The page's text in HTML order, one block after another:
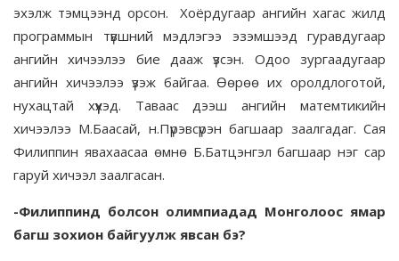
эхэлж тэмцээнд орсон. Хоёрдугаар ангийн хагас жилд
программын түвшний мэдлэгээ эзэмшээд гуравдугаар
ангийн хичээлээ бие дааж үзсэн. Одоо зургаадугаар
ангийн хичээлээ үзэж байгаа. Өөрөө их оролдлоготой,
нухацтай хүүхэд. Таваас дээш ангийн матемтикийн
хичээлээ М.Баасай, н.Пүрэвсүрэн багшаар заалгадаг. Сая
Филиппин явахаасаа өмнө Б.Батцэнгэл багшаар нэг сар
гаруй хичээл заалгасан.
-Филиппинд болсон олимпиадад Монголоос ямар
багш зохион байгуулж явсан бэ?